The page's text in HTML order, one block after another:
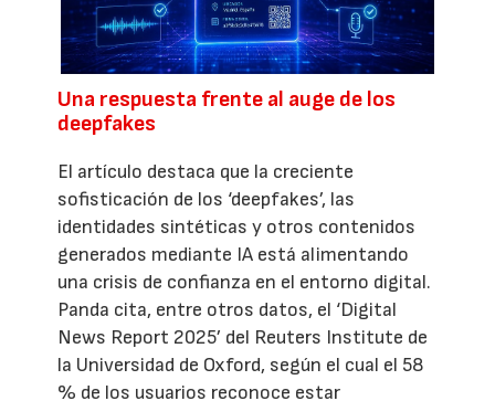
Una respuesta frente al auge de los
deepfakes
El artículo destaca que la creciente
sofisticación de los ‘deepfakes’, las
identidades sintéticas y otros contenidos
generados mediante IA está alimentando
una crisis de confianza en el entorno digital.
Panda cita, entre otros datos, el ‘Digital
News Report 2025’ del Reuters Institute de
la Universidad de Oxford, según el cual el 58
% de los usuarios reconoce estar